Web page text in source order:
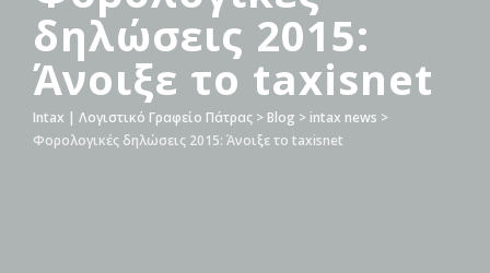
δηλώσεις 2015:
Άνοιξε το taxisnet
Intax | Λογιστικό Γραφείο Πάτρας > Blog > intax news >
Φορολογικές δηλώσεις 2015: Άνοιξε το taxisnet